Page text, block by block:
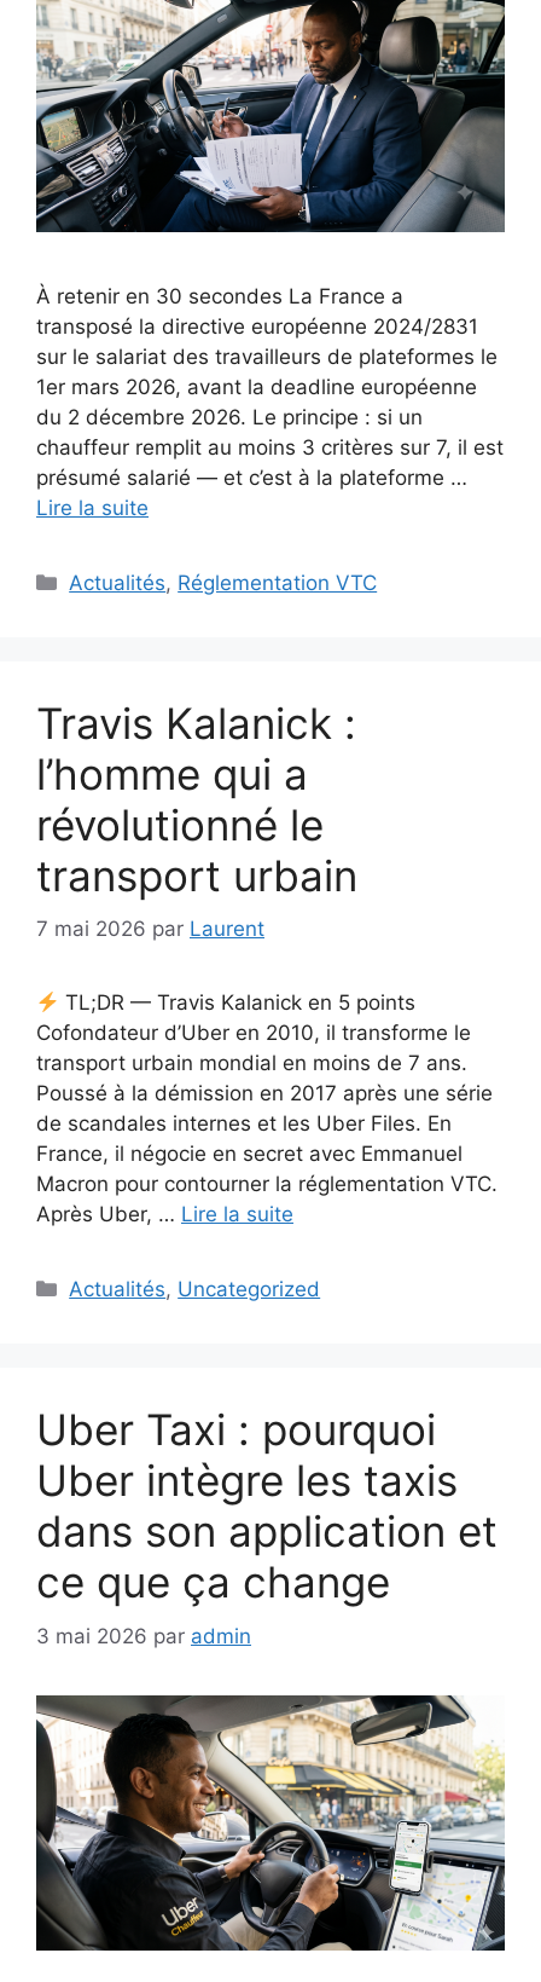
À retenir en 30 secondes La France a
transposé la directive européenne 2024/2831
sur le salariat des travailleurs de plateformes le
1er mars 2026, avant la deadline européenne
du 2 décembre 2026. Le principe : si un
chauffeur remplit au moins 3 critères sur 7, il est
présumé salarié — et c’est à la plateforme …
Lire la suite
Catégories
Actualités, Réglementation VTC
Travis Kalanick :
l’homme qui a
révolutionné le
transport urbain
7 mai 2026 par Laurent
TL;DR — Travis Kalanick en 5 points
Cofondateur d’Uber en 2010, il transforme le
transport urbain mondial en moins de 7 ans.
Poussé à la démission en 2017 après une série
de scandales internes et les Uber Files. En
France, il négocie en secret avec Emmanuel
Macron pour contourner la réglementation VTC.
Après Uber, … Lire la suite
Catégories
Actualités, Uncategorized
Uber Taxi : pourquoi
Uber intègre les taxis
dans son application et
ce que ça change
3 mai 2026 par admin